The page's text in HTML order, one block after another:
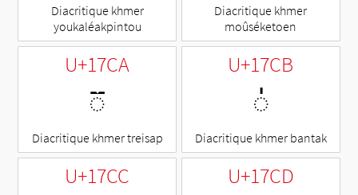
Diacritique khmer
youkaléakpintou
Diacritique khmer
moûséketoen
U+17CA
◌៊
Diacritique khmer treisap
U+17CB
◌់
Diacritique khmer bantak
U+17CC U+17CD